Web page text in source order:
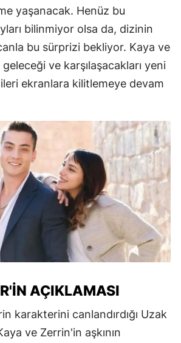
yaşanacak. Henüz bu
bilinmiyor olsa da, dizinin
bu sürprizi bekliyor. Kaya ve
geleceği ve karşılaşacakları yeni
ekranlara kilitlemeye devam
AÇIKLAMASI
karakterini canlandırdığı Uzak
ve Zerrin'in aşkının